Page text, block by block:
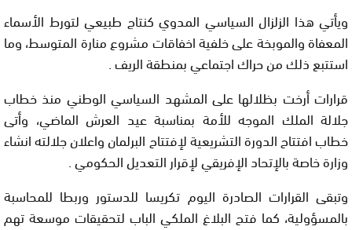
ويأتي هذا الزلزال السياسي المدوي كنتاج طبيعي لتورط الأسماء
المعفاة والموبخة على خلفية اخفاقات مشروع منارة المتوسط، وما
استتبع ذلك من حراك اجتماعي بمنطقة الريف .
قرارات أرخت بظلالها على المشهد السياسي الوطني منذ خطاب
جلالة الملك الموجه للأمة بمناسبة عيد العرش الماضي، وأتى
خطاب افتتاح الدورة التشريعية لإفتتاح البرلمان واعلان جلالته انشاء
وزارة خاصة بالإتحاد الإفريقي لإقرار التعديل الحكومي .
وتبقى القرارات الصادرة اليوم تكريسا للدستور وربطا للمحاسبة
بالمسؤولية، كما فتح البلاغ الملكي الباب لتحقيقات موسعة تهم